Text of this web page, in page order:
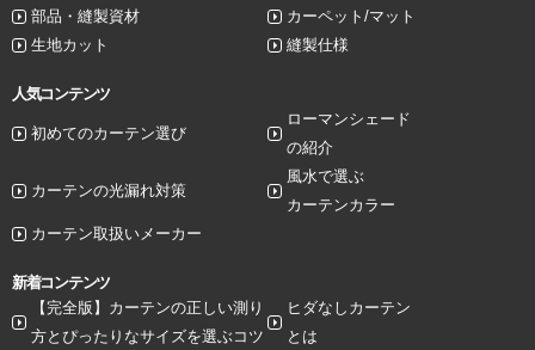
部品・縫製資材
カーペット/マット
生地カット
縫製仕様
人気コンテンツ
初めてのカーテン選び
ローマンシェード
の紹介
カーテンの光漏れ対策
風水で選ぶ
カーテンカラー
カーテン取扱いメーカー
新着コンテンツ
【完全版】カーテンの正しい測り
方とぴったりなサイズを選ぶコツ
ヒダなしカーテン
とは